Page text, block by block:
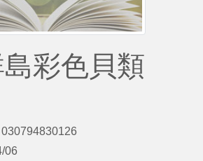
彩色貝類
06